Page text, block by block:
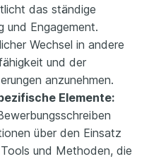
das ständige
und Engagement.
Wechsel in andere
und der
anzunehmen.
Elemente:
über den Einsatz
und Methoden, die